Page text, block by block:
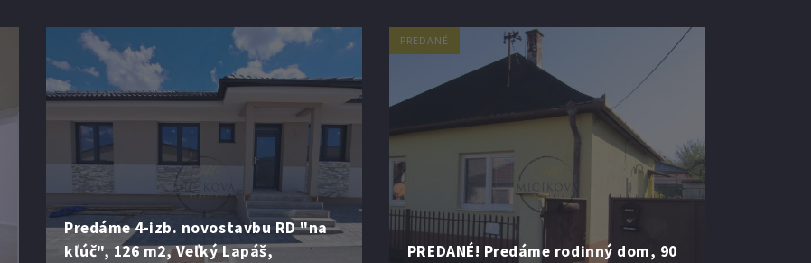
Predáme 4-izb. novostavbu RD "na
kľúč", 126 m2, Veľký Lapáš,
PREDANÉ
PREDANÉ! Predáme rodinný dom, 90